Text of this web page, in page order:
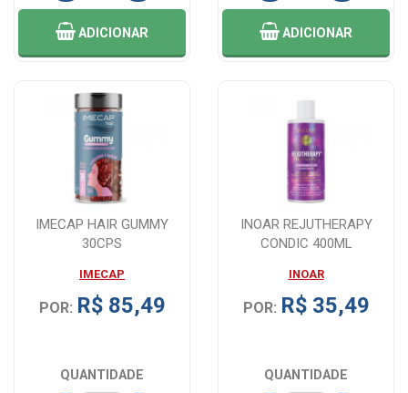
ADICIONAR ADICIONAR
IMECAP HAIR GUMMY
30CPS
IMECAP
POR: R$ 85,49
QUANTIDADE
INOAR REJUTHERAPY
CONDIC 400ML
INOAR
POR: R$ 35,49
QUANTIDADE